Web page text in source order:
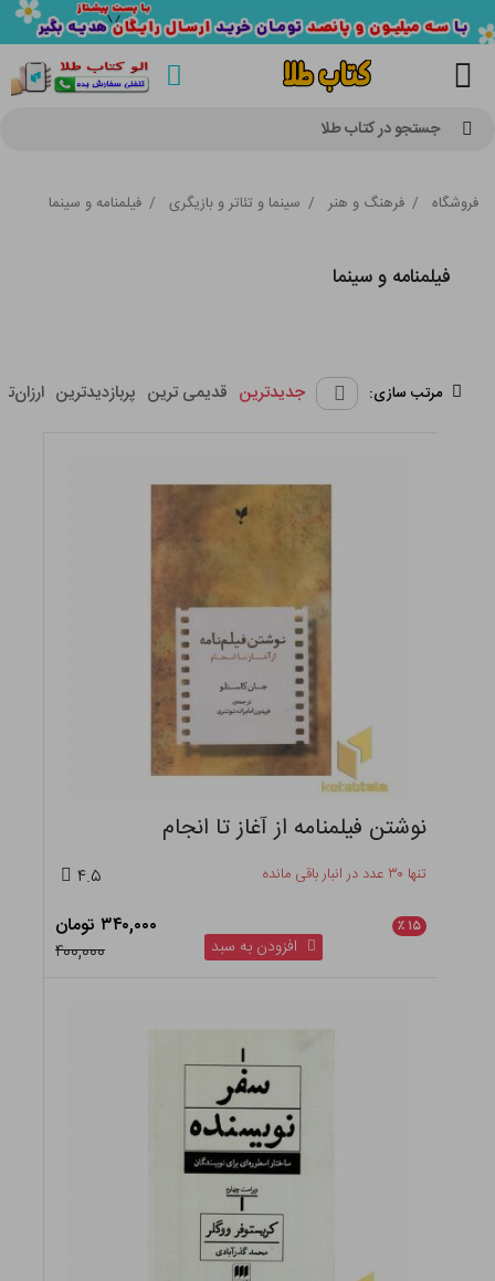
جستجو در کتاب طلا
فروشگاه / فرهنگ و هنر / سینما و تئاتر و بازیگری / فیلمنامه و سینما
فیلمنامه و سینما
مرتب سازی: جدیدترین قدیمی ترین پربازدیدترین
نوشتن فیلمنامه از آغاز تا انجام
تنها ۳۰ عدد در انبار باقی مانده ۴.۵
۱۵ ٪
۳۴۰,۰۰۰ تومان
۴۰۰,۰۰۰
افزودن به سبد